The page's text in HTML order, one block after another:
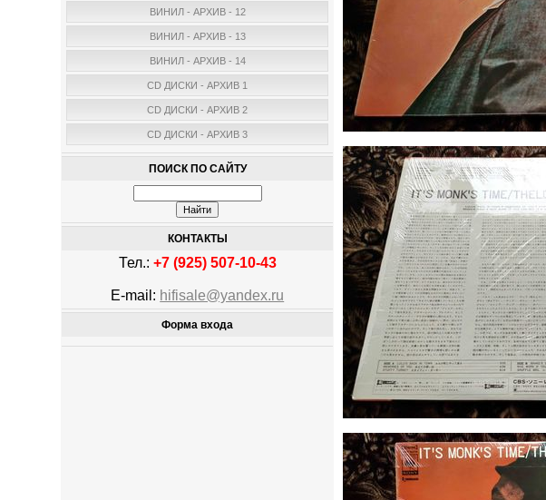
ВИНИЛ - АРХИВ - 12
ВИНИЛ - АРХИВ - 13
ВИНИЛ - АРХИВ - 14
CD ДИСКИ - АРХИВ 1
CD ДИСКИ - АРХИВ 2
CD ДИСКИ - АРХИВ 3
ПОИСК ПО САЙТУ
КОНТАКТЫ
Тел.: +7 (925) 507-10-43
E-mail: hifisale@yandex.ru
Форма входа